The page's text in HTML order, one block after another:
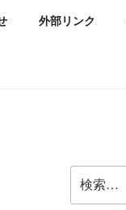
外部リンク
索: